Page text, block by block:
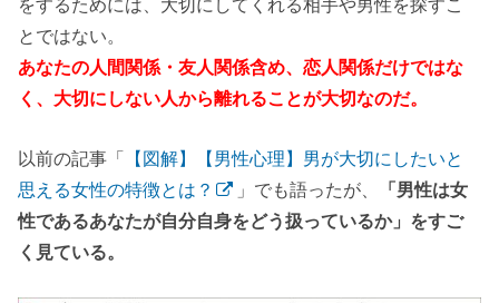
をするためには、大切にしてくれる相手や男性を探すこ
とではない。
あなたの人間関係・友人関係含め、恋人関係だけではな
く、大切にしない人から離れることが大切なのだ。
以前の記事「 【図解】【男性心理】男が大切にしたいと
思える女性の特徴とは？
」でも語ったが、
「男性は女
性であるあなたが自分自身をどう扱っているか」をすご
く見ている。